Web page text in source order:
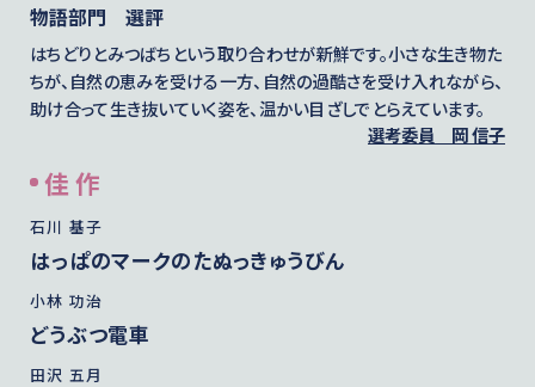
物語部門 選評
はちどりとみつばちという取り合わせが新鮮です。小さな生き物た
ちが、自然の恵みを受ける一方、自然の過酷さを受け入れながら、
助け合って生き抜いていく姿を、温かい目ざしでとらえています。
選考委員 岡 信子
佳 作
石川 基子
はっぱのマークのたぬっきゅうびん
小林 功治
どうぶつ電車
田沢 五月